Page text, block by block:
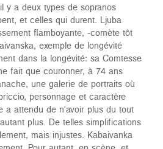
y a deux types de sopranos
et celles qui durent. Ljuba
flamboyante, -comète tôt
exemple de longévité
dans la longévité: sa Comtesse
fait que couronner, à 74 ans
une galerie de portraits où
personnage et caractère
a attendu de n'avoir plus du tout
plus. De telles simplifications
mais injustes. Kabaivanka